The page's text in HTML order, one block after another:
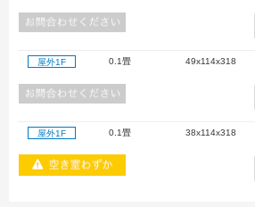
屋外1F 0.1畳 49x114x318
屋外1F 0.1畳 38x114x318